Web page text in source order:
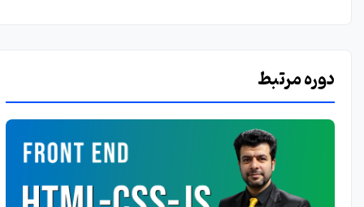
دوره مرتبط